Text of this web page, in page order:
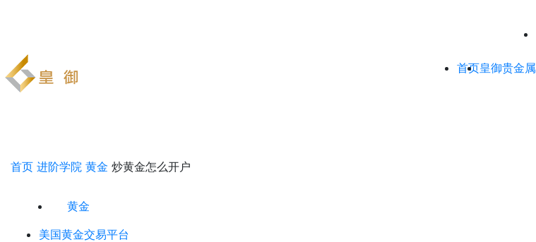
首页皇御贵金属
首页 进阶学院 黄金 炒黄金怎么开户
黄金
美国黄金交易平台